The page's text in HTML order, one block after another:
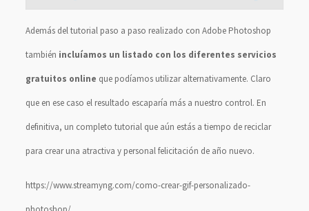
Además del tutorial paso a paso realizado con Adobe Photoshop
también incluíamos un listado con los diferentes servicios
gratuitos online que podíamos utilizar alternativamente. Claro
que en ese caso el resultado escaparía más a nuestro control. En
definitiva, un completo tutorial que aún estás a tiempo de reciclar
para crear una atractiva y personal felicitación de año nuevo.
https://www.streamyng.com/como-crear-gif-personalizado-